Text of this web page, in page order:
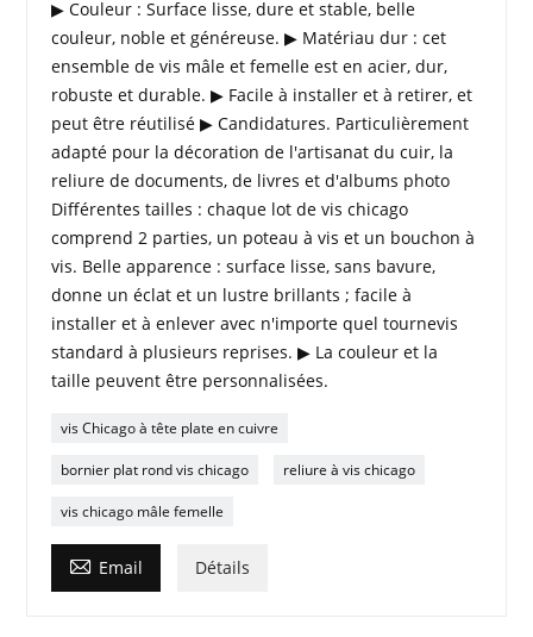
▶ Couleur : Surface lisse, dure et stable, belle
couleur, noble et généreuse. ▶ Matériau dur : cet
ensemble de vis mâle et femelle est en acier, dur,
robuste et durable. ▶ Facile à installer et à retirer, et
peut être réutilisé ▶ Candidatures. Particulièrement
adapté pour la décoration de l'artisanat du cuir, la
reliure de documents, de livres et d'albums photo
Différentes tailles : chaque lot de vis chicago
comprend 2 parties, un poteau à vis et un bouchon à
vis. Belle apparence : surface lisse, sans bavure,
donne un éclat et un lustre brillants ; facile à
installer et à enlever avec n'importe quel tournevis
standard à plusieurs reprises. ▶ La couleur et la
taille peuvent être personnalisées.
vis Chicago à tête plate en cuivre
bornier plat rond vis chicago reliure à vis chicago
vis chicago mâle femelle
 Email Détails